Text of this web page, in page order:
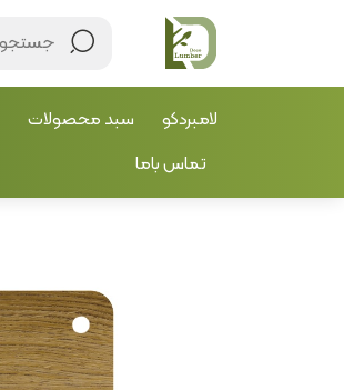
لامبردکو سبد محصولات
تماس باما